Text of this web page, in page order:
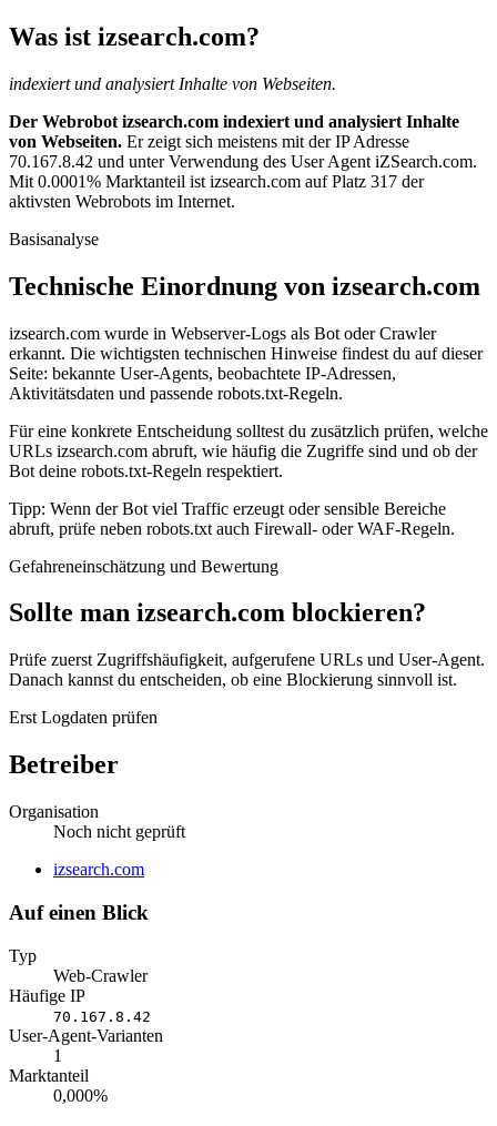
Was ist izsearch.com?
indexiert und analysiert Inhalte von Webseiten.
Der Webrobot izsearch.com indexiert und analysiert Inhalte
von Webseiten. Er zeigt sich meistens mit der IP Adresse
70.167.8.42 und unter Verwendung des User Agent iZSearch.com.
Mit 0.0001% Marktanteil ist izsearch.com auf Platz 317 der
aktivsten Webrobots im Internet.
Basisanalyse
Technische Einordnung von izsearch.com
izsearch.com wurde in Webserver-Logs als Bot oder Crawler
erkannt. Die wichtigsten technischen Hinweise findest du auf dieser
Seite: bekannte User-Agents, beobachtete IP-Adressen,
Aktivitätsdaten und passende robots.txt-Regeln.
Für eine konkrete Entscheidung solltest du zusätzlich prüfen, welche
URLs izsearch.com abruft, wie häufig die Zugriffe sind und ob der
Bot deine robots.txt-Regeln respektiert.
Tipp: Wenn der Bot viel Traffic erzeugt oder sensible Bereiche
abruft, prüfe neben robots.txt auch Firewall- oder WAF-Regeln.
Gefahreneinschätzung und Bewertung
Sollte man izsearch.com blockieren?
Prüfe zuerst Zugriffshäufigkeit, aufgerufene URLs und User-Agent.
Danach kannst du entscheiden, ob eine Blockierung sinnvoll ist.
Erst Logdaten prüfen
Betreiber
Organisation
Noch nicht geprüft
Website
izsearch.com
Auf einen Blick
Typ
Web-Crawler
Häufige IP
70.167.8.42
User-Agent-Varianten
1
Marktanteil
0,000%